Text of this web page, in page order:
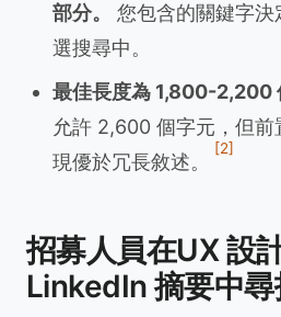
部分。
您包含的關鍵字
選搜尋中。
最佳長度為 1,800-2,200
允許 2,600 個字元，但前
現優於冗長敘述。
[2]
招募人員在UX 設
LinkedIn 摘要中